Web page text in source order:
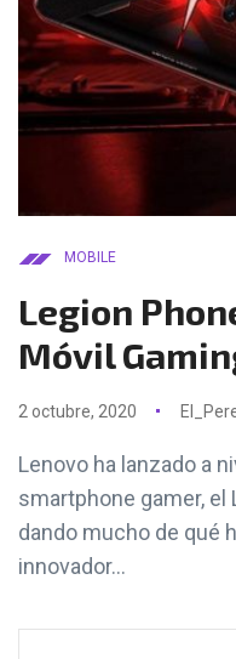
MOBILE
Legion
Móvil
2 octubre, 2020
Lenovo ha lanzado a
smartphone gamer, el
dando mucho de qué
innovador...